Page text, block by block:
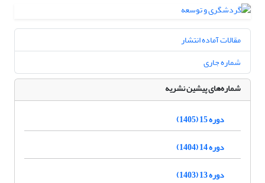
مقالات آماده انتشار
شماره جاری
شماره‌های پیشین نشریه
دوره 15 (1405)
دوره 14 (1404)
دوره 13 (1403)